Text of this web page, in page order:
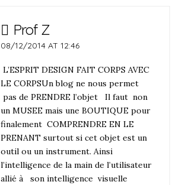
Prof Z
08/12/2014 AT 12:46
L’ESPRIT DESIGN FAIT CORPS AVEC
LE CORPSUn blog ne nous permet
pas de PRENDRE l’objet Il faut non
un MUSEE mais une BOUTIQUE pour
finalement COMPRENDRE EN LE
PRENANT surtout si cet objet est un
outil ou un instrument. Ainsi
l’intelligence de la main de l’utilisateur
allié à son intelligence visuelle